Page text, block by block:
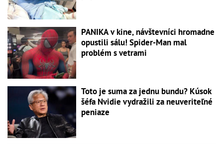
PANIKA v kine, návštevníci hromadne
opustili sálu! Spider-Man mal
problém s vetrami
Toto je suma za jednu bundu? Kúsok
šéfa Nvidie vydražili za neuveriteľné
peniaze